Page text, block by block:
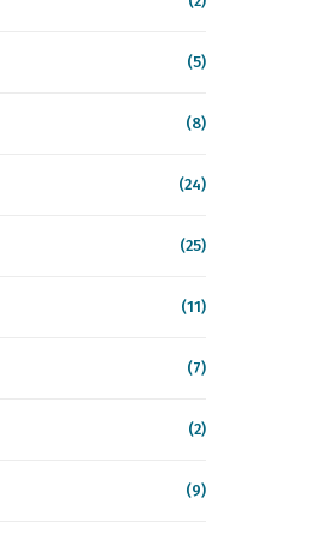
(5)
(8)
(24)
(25)
(11)
(7)
(2)
(9)